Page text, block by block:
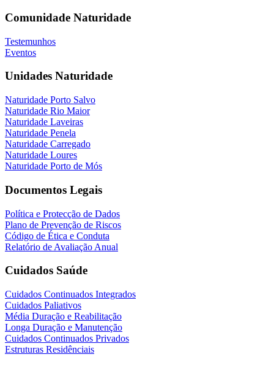
Comunidade Naturidade
Testemunhos
Eventos
Unidades Naturidade
Naturidade Porto Salvo
Naturidade Rio Maior
Naturidade Laveiras
Naturidade Penela
Naturidade Carregado
Naturidade Loures
Naturidade Porto de Mós
Documentos Legais
Política e Protecção de Dados
Plano de Prevenção de Riscos
Código de Ética e Conduta
Relatório de Avaliação Anual
Cuidados Saúde
Cuidados Continuados Integrados
Cuidados Paliativos
Média Duração e Reabilitação
Longa Duração e Manutenção
Cuidados Continuados Privados
Estruturas Residênciais